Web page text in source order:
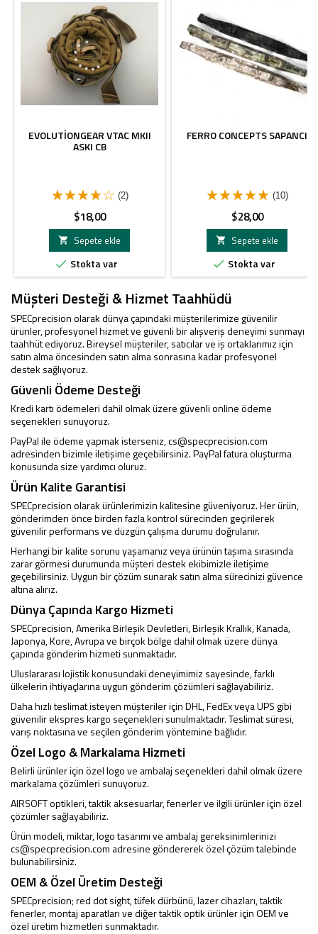
EVOLUTIONGEAR VTAC MKII
ASKI CB
(2)
Fiyat
$18,00

Sepete ekle
 Stokta var
FERRO CONCEPTS SAPANCI
(10)
Fiyat
$28,00

Sepete ekle
 Stokta var
Müşteri Desteği & Hizmet Taahhüdü
SPECprecision olarak dünya çapındaki müşterilerimize güvenilir
ürünler, profesyonel hizmet ve güvenli bir alışveriş deneyimi sunmayı
taahhüt ediyoruz. Bireysel müşteriler, satıcılar ve iş ortaklarımız için
satın alma öncesinden satın alma sonrasına kadar profesyonel
destek sağlıyoruz.
Güvenli Ödeme Desteği
Kredi kartı ödemeleri dahil olmak üzere güvenli online ödeme
seçenekleri sunuyoruz.
PayPal ile ödeme yapmak isterseniz,cs@specprecision.com
adresinden bizimle iletişime geçebilirsiniz. PayPal fatura oluşturma
konusunda size yardımcı oluruz.
Ürün Kalite Garantisi
SPECprecision olarak ürünlerimizin kalitesine güveniyoruz. Her ürün,
gönderimden önce birden fazla kontrol sürecinden geçirilerek
güvenilir performans ve düzgün çalışma durumu doğrulanır.
Herhangi bir kalite sorunu yaşamanız veya ürünün taşıma sırasında
zarar görmesi durumunda müşteri destek ekibimizle iletişime
geçebilirsiniz. Uygun bir çözüm sunarak satın alma sürecinizi güvence
altına alırız.
Dünya Çapında Kargo Hizmeti
SPECprecision, Amerika Birleşik Devletleri, Birleşik Krallık, Kanada,
Japonya, Kore, Avrupa ve birçok bölge dahil olmak üzere dünya
çapında gönderim hizmeti sunmaktadır.
Uluslararası lojistik konusundaki deneyimimiz sayesinde, farklı
ülkelerin ihtiyaçlarına uygun gönderim çözümleri sağlayabiliriz.
Daha hızlı teslimat isteyen müşteriler için DHL, FedEx veya UPS gibi
güvenilir ekspres kargo seçenekleri sunulmaktadır. Teslimat süresi,
varış noktasına ve seçilen gönderim yöntemine bağlıdır.
Özel Logo & Markalama Hizmeti
Belirli ürünler için özel logo ve ambalaj seçenekleri dahil olmak üzere
markalama çözümleri sunuyoruz.
AIRSOFT optikleri, taktik aksesuarlar, fenerler ve ilgili ürünler için özel
çözümler sağlayabiliriz.
Ürün modeli, miktar, logo tasarımı ve ambalaj gereksinimlerinizi
cs@specprecision.com adresine göndererek özel çözüm talebinde
bulunabilirsiniz.
OEM & Özel Üretim Desteği
SPECprecision; red dot sight, tüfek dürbünü, lazer cihazları, taktik
fenerler, montaj aparatları ve diğer taktik optik ürünler için OEM ve
özel üretim hizmetleri sunmaktadır.